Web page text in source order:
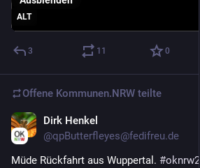
ALT
3 11 0
Offene Kommunen.NRW teilte
Dirk Henkel
@qpButterfleyes@fedifreu.de
Müde Rückfahrt aus Wuppertal. #oknrw25